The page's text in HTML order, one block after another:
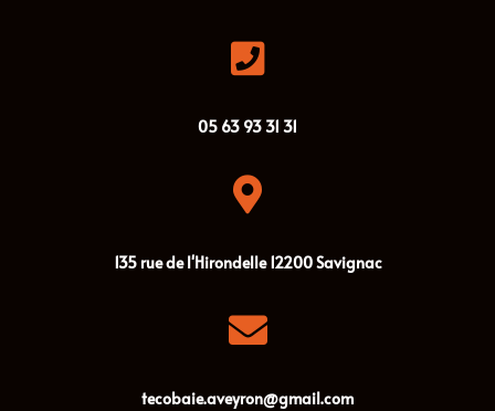

05 63 9331 31

135 rue de l'Hirondelle12200Savignac

tecobaie.aveyron@gmail.com